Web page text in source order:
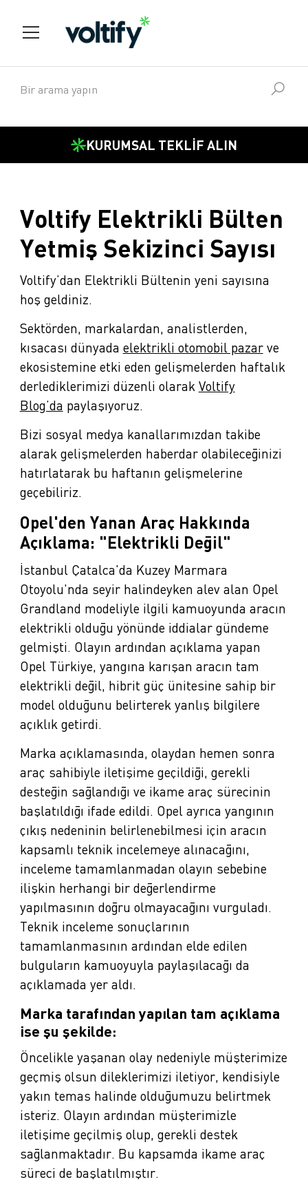
KURUMSAL TEKLİF ALIN
Voltify Elektrikli Bülten
Yetmiş Sekizinci Sayısı
Voltify’dan Elektrikli Bültenin yeni sayısına
hoş geldiniz.
Sektörden, markalardan, analistlerden,
kısacası dünyada elektrikli otomobil pazarve
ekosistemine etki eden gelişmelerden haftalık
derlediklerimizi düzenli olarak Voltify
Blog’da paylaşıyoruz.
Bizi sosyal medya kanallarımızdan takibe
alarak gelişmelerden haberdar olabileceğinizi
hatırlatarak bu haftanın gelişmelerine
geçebiliriz.
Opel'den Yanan Araç Hakkında
Açıklama: "Elektrikli Değil"
İstanbul Çatalca'da Kuzey Marmara
Otoyolu'nda seyir halindeyken alev alan Opel
Grandland modeliyle ilgili kamuoyunda aracın
elektrikli olduğu yönünde iddialar gündeme
gelmişti. Olayın ardından açıklama yapan
Opel Türkiye, yangına karışan aracın tam
elektrikli değil, hibrit güç ünitesine sahip bir
model olduğunu belirterek yanlış bilgilere
açıklık getirdi.
Marka açıklamasında, olaydan hemen sonra
araç sahibiyle iletişime geçildiği, gerekli
desteğin sağlandığı ve ikame araç sürecinin
başlatıldığı ifade edildi. Opel ayrıca yangının
çıkış nedeninin belirlenebilmesi için aracın
kapsamlı teknik incelemeye alınacağını,
inceleme tamamlanmadan olayın sebebine
ilişkin herhangi bir değerlendirme
yapılmasının doğru olmayacağını vurguladı.
Teknik inceleme sonuçlarının
tamamlanmasının ardından elde edilen
bulguların kamuoyuyla paylaşılacağı da
açıklamada yer aldı.
Marka tarafından yapılan tam açıklama
ise şu şekilde:
Öncelikle yaşanan olay nedeniyle müşterimize
geçmiş olsun dileklerimizi iletiyor, kendisiyle
yakın temas halinde olduğumuzu belirtmek
isteriz. Olayın ardından müşterimizle
iletişime geçilmiş olup, gerekli destek
sağlanmaktadır. Bu kapsamda ikame araç
süreci de başlatılmıştır.